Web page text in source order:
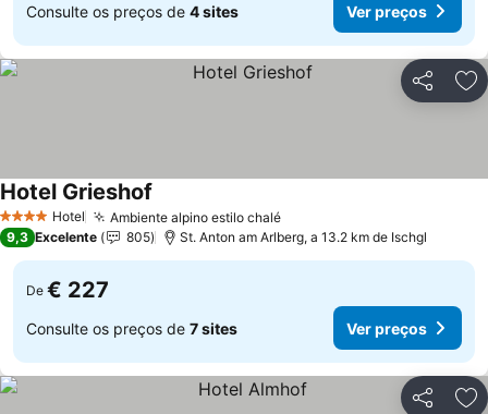
Consulte os preços de 4 sites Ver preços
Partilhar
4 EstrelasHotel Ambiente alpino estilo chalé
Hotel Grieshof
9,3 Excelente 805 St. Anton am Arlberg, a 13.2 km de Ischgl
De € 227
Consulte os preços de 7 sites Ver preços
Partilhar